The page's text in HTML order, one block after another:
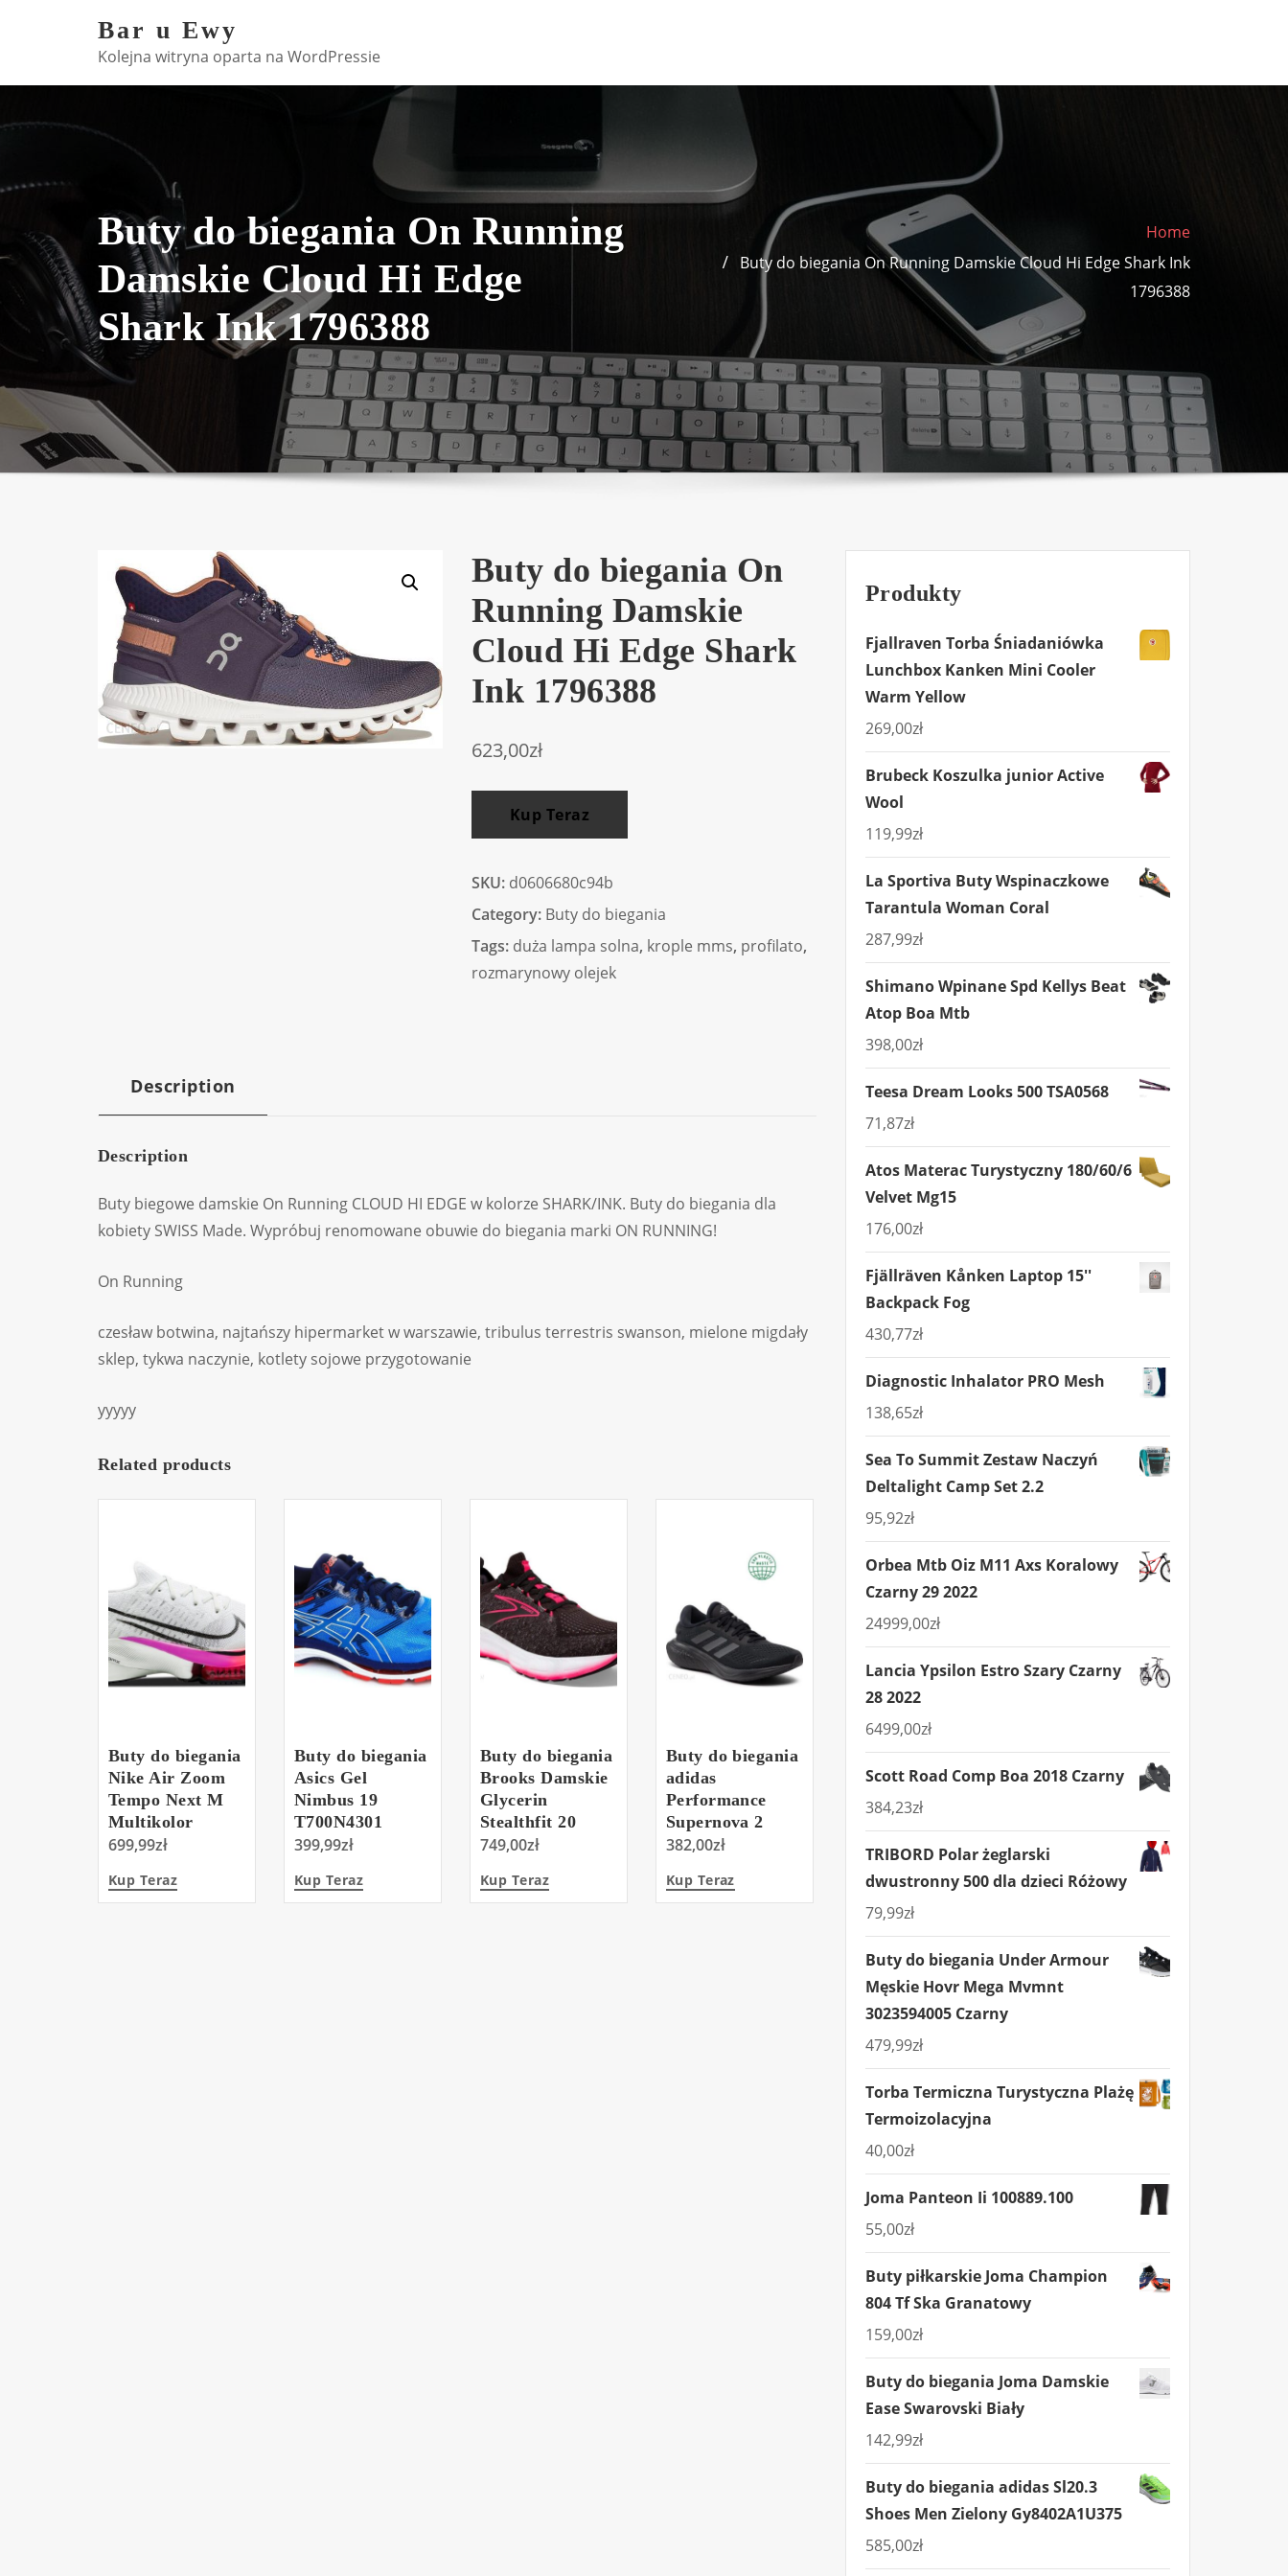
Bar u Ewy
Kolejna witryna oparta na WordPressie
Buty do biegania On Running
Damskie Cloud Hi Edge
Shark Ink 1796388
Home
Buty do biegania On Running Damskie Cloud Hi Edge Shark Ink
1796388
Buty do biegania On
Running Damskie
Cloud Hi Edge Shark
Ink 1796388
623,00zł
Kup Teraz
SKU: d0606680c94b
Category: Buty do biegania
Tags: duża lampa solna, krople mms, profilato,
rozmarynowy olejek
Description
Description
Buty biegowe damskie On Running CLOUD HI EDGE w kolorze SHARK/INK. Buty do biegania dla
kobiety SWISS Made. Wypróbuj renomowane obuwie do biegania marki ON RUNNING!
On Running
czesław botwina, najtańszy hipermarket w warszawie, tribulus terrestris swanson, mielone migdały
sklep, tykwa naczynie, kotlety sojowe przygotowanie
yyyyy
Related products
Buty do biegania
Nike Air Zoom
Tempo Next M
Multikolor
CI9923 100
699,99zł
Kup Teraz
Buty do biegania
Asics Gel
Nimbus 19
T700N4301
399,99zł
Kup Teraz
Buty do biegania
Brooks Damskie
Glycerin
Stealthfit 20
1203721B014
749,00zł
Kup Teraz
Buty do biegania
adidas
Performance
Supernova 2
Gw9087 Czarny
382,00zł
Kup Teraz
Produkty
Fjallraven Torba Śniadaniówka
Lunchbox Kanken Mini Cooler
Warm Yellow
269,00zł
Brubeck Koszulka junior Active
Wool
119,99zł
La Sportiva Buty Wspinaczkowe
Tarantula Woman Coral
287,99zł
Shimano Wpinane Spd Kellys Beat
Atop Boa Mtb
398,00zł
Teesa Dream Looks 500 TSA0568
71,87zł
Atos Materac Turystyczny 180/60/6
Velvet Mg15
176,00zł
Fjällräven Kånken Laptop 15''
Backpack Fog
430,77zł
Diagnostic Inhalator PRO Mesh
138,65zł
Sea To Summit Zestaw Naczyń
Deltalight Camp Set 2.2
95,92zł
Orbea Mtb Oiz M11 Axs Koralowy
Czarny 29 2022
24999,00zł
Lancia Ypsilon Estro Szary Czarny
28 2022
6499,00zł
Scott Road Comp Boa 2018 Czarny
384,23zł
TRIBORD Polar żeglarski
dwustronny 500 dla dzieci Różowy
79,99zł
Buty do biegania Under Armour
Męskie Hovr Mega Mvmnt
3023594005 Czarny
479,99zł
Torba Termiczna Turystyczna Plażę
Termoizolacyjna
40,00zł
Joma Panteon Ii 100889.100
55,00zł
Buty piłkarskie Joma Champion
804 Tf Ska Granatowy
159,00zł
Buty do biegania Joma Damskie
Ease Swarovski Biały
142,99zł
Buty do biegania adidas Sl20.3
Shoes Men Zielony Gy8402A1U375
585,00zł